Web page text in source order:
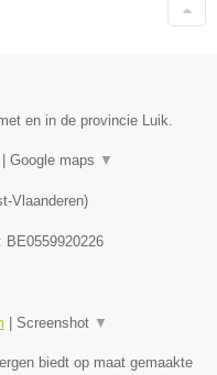
en in de provincie Luik.
| Google maps ▼
Vlaanderen)
BE0559920226
| Screenshot ▼
biedt op maat gemaakte